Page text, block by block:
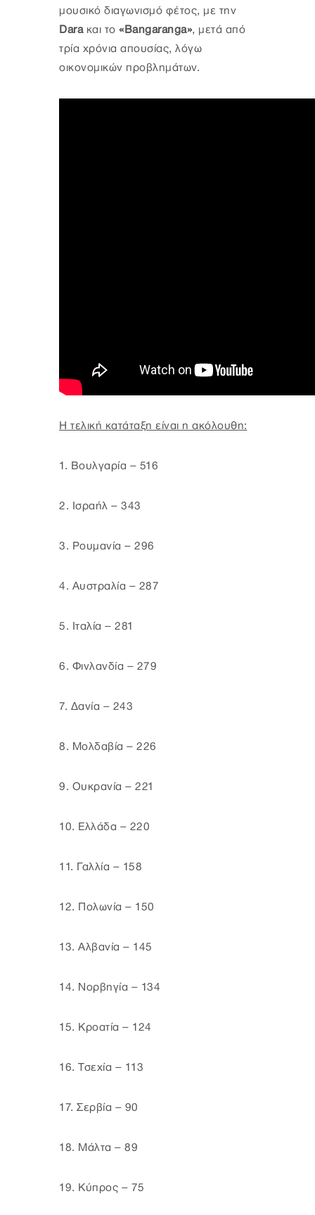
μουσικό διαγωνισμό φέτος, με την
Daraκαι το «Bangaranga», μετά από
τρία χρόνια απουσίας, λόγω
οικονομικών προβλημάτων.
Η τελική κατάταξη είναι η ακόλουθη:
1. Βουλγαρία – 516
2. Ισραήλ – 343
3. Ρουμανία – 296
4. Αυστραλία – 287
5. Ιταλία – 281
6. Φινλανδία – 279
7. Δανία – 243
8. Μολδαβία – 226
9. Ουκρανία – 221
10. Ελλάδα – 220
11. Γαλλία – 158
12. Πολωνία – 150
13. Αλβανία – 145
14. Νορβηγία – 134
15. Κροατία – 124
16. Τσεχία – 113
17. Σερβία – 90
18. Μάλτα – 89
19. Κύπρος – 75